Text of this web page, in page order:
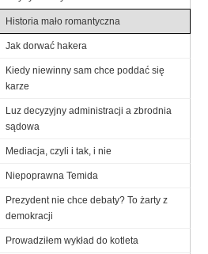
Historia mało romantyczna
Jak dorwać hakera
Kiedy niewinny sam chce poddać się
karze
Luz decyzyjny administracji a zbrodnia
sądowa
Mediacja, czyli i tak, i nie
Niepoprawna Temida
Prezydent nie chce debaty? To żarty z
demokracji
Prowadziłem wykład do kotleta